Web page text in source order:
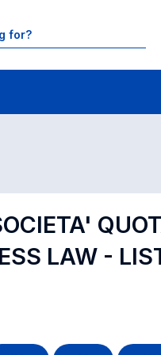
search - alphabetical order
LAW -